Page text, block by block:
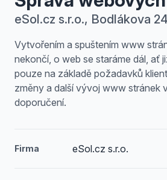
eSol.cz s.r.o., Bodlákova
Vytvořením a spuštením www
nekončí, o web se staráme dál, ať
pouze na základě požadavků
změny a další vývoj www stránek
doporučení.
Firma eSol.cz s.r.o.